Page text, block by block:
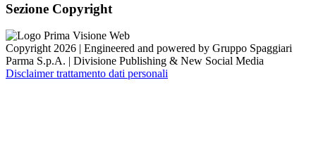
Sezione Copyright
Copyright 2026 | Engineered and powered by Gruppo Spaggiari
Parma S.p.A. | Divisione Publishing & New Social Media
Disclaimer trattamento dati personali